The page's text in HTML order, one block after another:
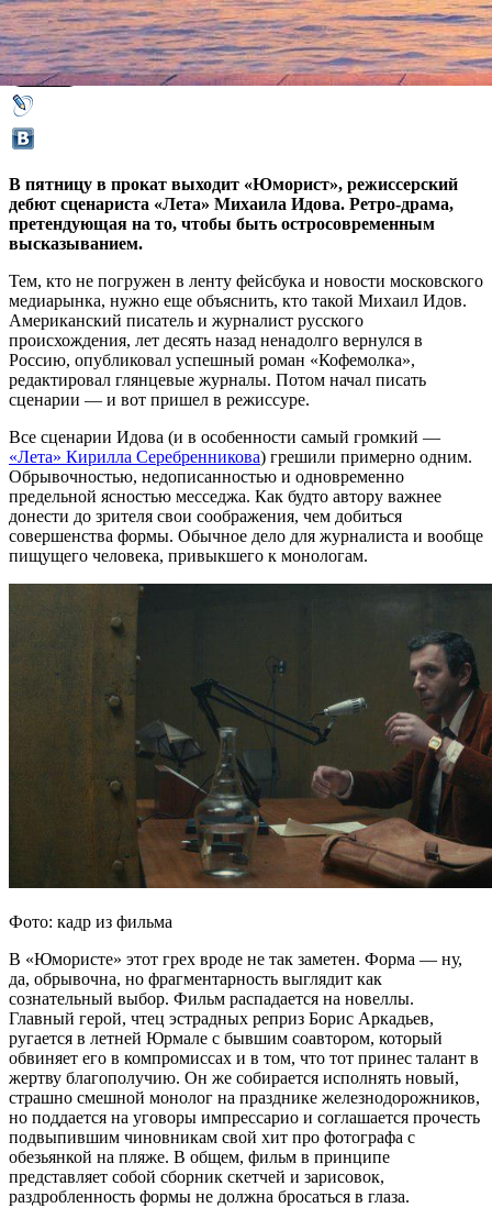
28 февраля 2019,14:06 Версия для печати
В пятницу в прокат выходит «Юморист», режиссерский
дебют сценариста «Лета» Михаила Идова. Ретро-драма,
претендующая на то, чтобы быть остросовременным
высказыванием.
Тем, кто не погружен в ленту фейсбука и новости московского
медиарынка, нужно еще объяснить, кто такой Михаил Идов.
Американский писатель и журналист русского
происхождения, лет десять назад ненадолго вернулся в
Россию, опубликовал успешный роман «Кофемолка»,
редактировал глянцевые журналы. Потом начал писать
сценарии — и вот пришел в режиссуре.
Все сценарии Идова (и в особенности самый громкий —
«Лета» Кирилла Серебренникова) грешили примерно одним.
Обрывочностью, недописанностью и одновременно
предельной ясностью месседжа. Как будто автору важнее
донести до зрителя свои соображения, чем добиться
совершенства формы. Обычное дело для журналиста и вообще
пищущего человека, привыкшего к монологам.
Фото: кадр из фильма
В «Юмористе» этот грех вроде не так заметен. Форма — ну,
да, обрывочна, но фрагментарность выглядит как
сознательный выбор. Фильм распадается на новеллы.
Главный герой, чтец эстрадных реприз Борис Аркадьев,
ругается в летней Юрмале с бывшим соавтором, который
обвиняет его в компромиссах и в том, что тот принес талант в
жертву благополучию. Он же собирается исполнять новый,
страшно смешной монолог на празднике железнодорожников,
но поддается на уговоры импрессарио и соглашается прочесть
подвыпившим чиновникам свой хит про фотографа с
обезьянкой на пляже. В общем, фильм в принципе
представляет собой сборник скетчей и зарисовок,
раздробленность формы не должна бросаться в глаза.